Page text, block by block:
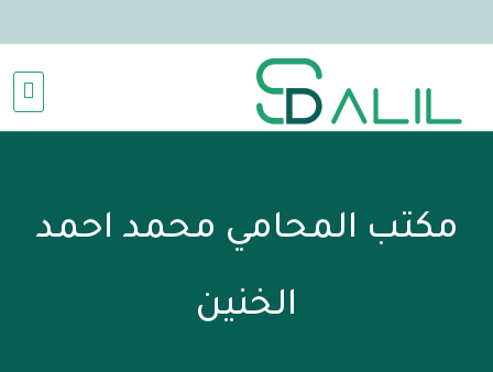
مكتب المحامي محمد احمد
الخنين